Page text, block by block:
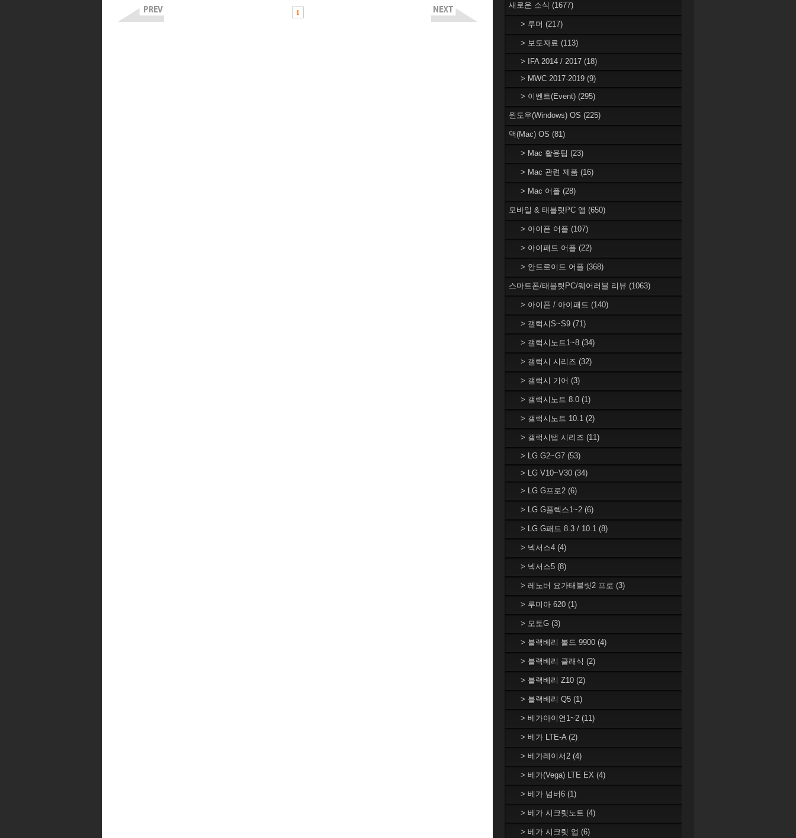
1
새로운 소식 (1677)
> 루머 (217)
> 보도자료 (113)
> IFA 2014 / 2017 (18)
> MWC 2017-2019 (9)
> 이벤트(Event) (295)
윈도우(Windows) OS (225)
맥(Mac) OS (81)
> Mac 활용팁 (23)
> Mac 관련 제품 (16)
> Mac 어플 (28)
모바일 & 태블릿PC 앱 (650)
> 아이폰 어플 (107)
> 아이패드 어플 (22)
> 안드로이드 어플 (368)
스마트폰/태블릿PC/웨어러블 리뷰 (1063)
> 아이폰 / 아이패드 (140)
> 갤럭시S~S9 (71)
> 갤럭시노트1~8 (34)
> 갤럭시 시리즈 (32)
> 갤럭시 기어 (3)
> 갤럭시노트 8.0 (1)
> 갤럭시노트 10.1 (2)
> 갤럭시탭 시리즈 (11)
> LG G2~G7 (53)
> LG V10~V30 (34)
> LG G프로2 (6)
> LG G플렉스1~2 (6)
> LG G패드 8.3 / 10.1 (8)
> 넥서스4 (4)
> 넥서스5 (8)
> 레노버 요가태블릿2 프로 (3)
> 루미아 620 (1)
> 모토G (3)
> 블랙베리 볼드 9900 (4)
> 블랙베리 클래식 (2)
> 블랙베리 Z10 (2)
> 블랙베리 Q5 (1)
> 베가아이언1~2 (11)
> 베가 LTE-A (2)
> 베가레이서2 (4)
> 베가(Vega) LTE EX (4)
> 베가 넘버6 (1)
> 베가 시크릿노트 (4)
> 베가 시크릿 업 (6)